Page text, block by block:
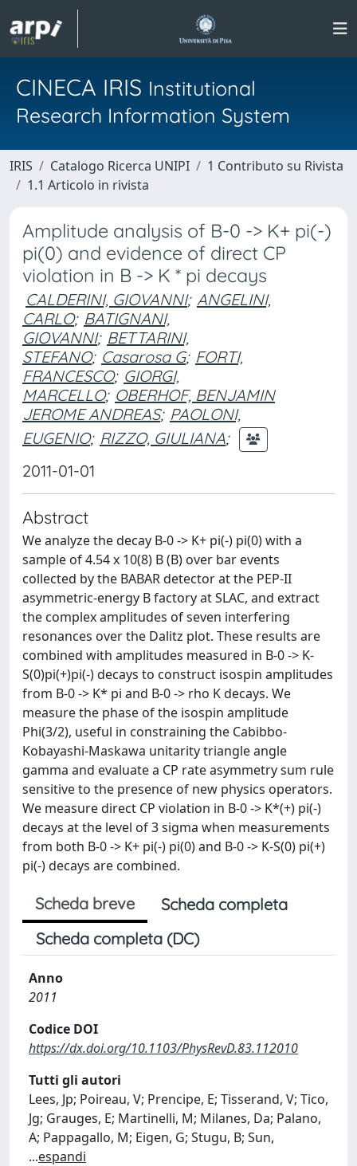
CINECA IRIS Institutional
Research Information System
IRIS Catalogo Ricerca UNIPI
1 Contributo su Rivista
1.1 Articolo in rivista
Amplitude analysis of B-0 -> K+ pi(-)
pi(0) and evidence of direct CP
violation in B -> K * pi decays
CALDERINI, GIOVANNI; ANGELINI,
CARLO; BATIGNANI,
GIOVANNI; BETTARINI,
STEFANO; Casarosa G; FORTI,
FRANCESCO; GIORGI,
MARCELLO; OBERHOF, BENJAMIN
JEROME ANDREAS; PAOLONI,
EUGENIO; RIZZO, GIULIANA;
2011-01-01
Abstract
We analyze the decay B-0 -> K+ pi(-) pi(0) with a
sample of 4.54 x 10(8) B (B) over bar events
collected by the BABAR detector at the PEP-II
asymmetric-energy B factory at SLAC, and extract
the complex amplitudes of seven interfering
resonances over the Dalitz plot. These results are
combined with amplitudes measured in B-0 -> K-
S(0)pi(+)pi(-) decays to construct isospin amplitudes
from B-0 -> K* pi and B-0 -> rho K decays. We
measure the phase of the isospin amplitude
Phi(3/2), useful in constraining the Cabibbo-
Kobayashi-Maskawa unitarity triangle angle
gamma and evaluate a CP rate asymmetry sum rule
sensitive to the presence of new physics operators.
We measure direct CP violation in B-0 -> K*(+) pi(-)
decays at the level of 3 sigma when measurements
from both B-0 -> K+ pi(-) pi(0) and B-0 -> K-S(0) pi(+)
pi(-) decays are combined.
Scheda breve
Scheda completa
Scheda completa (DC)
Anno
2011
Codice DOI
https://dx.doi.org/10.1103/PhysRevD.83.112010
Tutti gli autori
Lees, Jp; Poireau, V; Prencipe, E; Tisserand, V; Tico,
Jg; Grauges, E; Martinelli, M; Milanes, Da; Palano,
A; Pappagallo, M; Eigen, G; Stugu, B; Sun,
...espandi